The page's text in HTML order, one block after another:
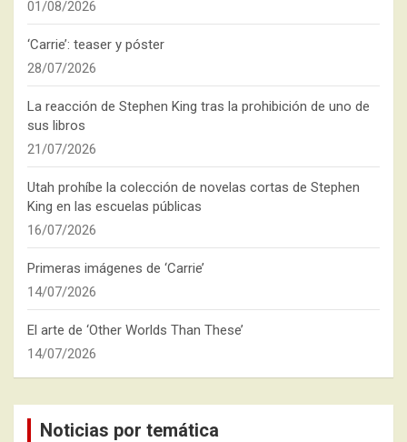
01/08/2026
‘Carrie’: teaser y póster
28/07/2026
La reacción de Stephen King tras la prohibición de uno de
sus libros
21/07/2026
Utah prohíbe la colección de novelas cortas de Stephen
King en las escuelas públicas
16/07/2026
Primeras imágenes de ‘Carrie’
14/07/2026
El arte de ‘Other Worlds Than These’
14/07/2026
Noticias por temática